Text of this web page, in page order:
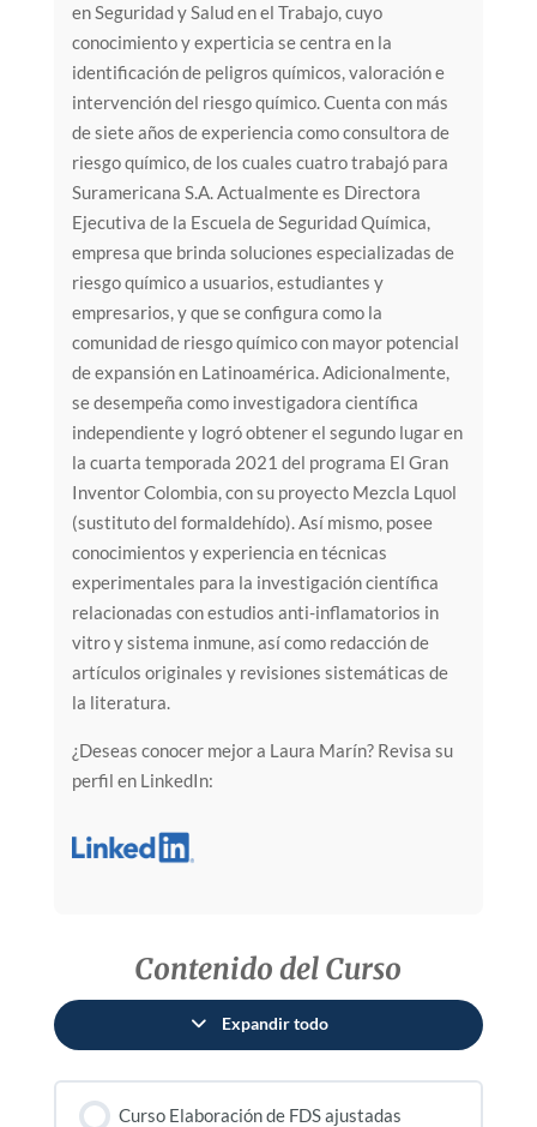
en Seguridad y Salud en el Trabajo, cuyo
conocimiento y experticia se centra en la
identificación de peligros químicos, valoración e
intervención del riesgo químico. Cuenta con más
de siete años de experiencia como consultora de
riesgo químico, de los cuales cuatro trabajó para
Suramericana S.A. Actualmente es Directora
Ejecutiva de la Escuela de Seguridad Química,
empresa que brinda soluciones especializadas de
riesgo químico a usuarios, estudiantes y
empresarios, y que se configura como la
comunidad de riesgo químico con mayor potencial
de expansión en Latinoamérica. Adicionalmente,
se desempeña como investigadora científica
independiente y logró obtener el segundo lugar en
la cuarta temporada 2021 del programa El Gran
Inventor Colombia, con su proyecto Mezcla Lquol
(sustituto del formaldehído). Así mismo, posee
conocimientos y experiencia en técnicas
experimentales para la investigación científica
relacionadas con estudios anti-inflamatorios in
vitro y sistema inmune, así como redacción de
artículos originales y revisiones sistemáticas de
la literatura.
¿Deseas conocer mejor a Laura Marín? Revisa su
perfil en LinkedIn:
Contenido del Curso
Expandir todo
Curso Elaboración de FDS ajustadas